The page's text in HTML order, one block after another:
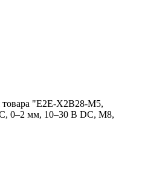
"E2E-X2B28-M5,
0–2 мм, 10–30 В DC, М8,